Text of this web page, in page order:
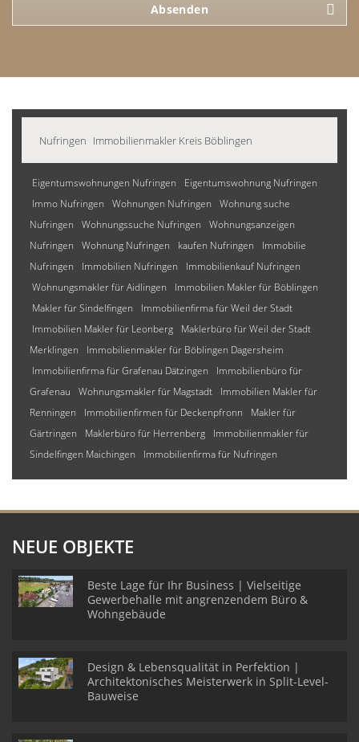
Absenden
Nufringen Immobilienmakler Kreis Böblingen
Eigentumswohnungen Nufringen
Eigentumswohnung Nufringen
Immo Nufringen
Wohnungen Nufringen
Wohnung suche
Nufringen
Wohnungssuche Nufringen
Wohnungsanzeigen
Nufringen
Wohnung Nufringen kaufen Nufringen
Immobilie
Nufringen
Immobilien Nufringen
Immobilienkauf Nufringen
Wohnungsmakler für Aidlingen
Immobilien Makler für Böblingen
Makler für Sindelfingen
Immobilienfirma für Weil der Stadt
Immobilien Makler für Leonberg
Maklerbüro für Weil der Stadt
Merklingen
Immobilienmakler für Böblingen Dagersheim
Immobilienfirma für Grafenau Dätzingen
Immobilienbüro für
Grafenau
Wohnungsmakler für Magstadt
Immobilien Makler für
Renningen
Immobilienfirmen für Deckenpfronn
Makler für
Gärtringen
Maklerbüro für Herrenberg
Immobilienmakler für
Sindelfingen Maichingen
Immobilienfirma für Nufringen
NEUE OBJEKTE
Beste Lage für Ihr Business | Vielseitige
Gewerbehalle mit angrenzendem Büro &
Wohngebäude
Design & Lebensqualität in Perfektion |
Architektonisches Meisterwerk in Split-Level-
Bauweise